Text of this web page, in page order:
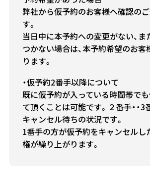
弊社から仮予約のお客様へ確認の
す。
当日中に本予約への変更がない、
つかない場合は、本予約希望のお客
ります。
・仮予約2番手以降について
既に仮予約が入っている時間帯で
て頂くことは可能です。２番手・・3
キャンセル待ちの状況です。
1番手の方が仮予約をキャンセルし
権が繰り上がります。